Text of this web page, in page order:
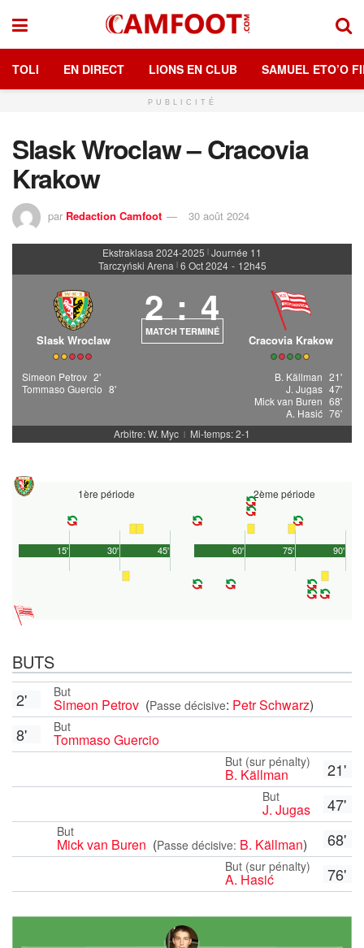
TOLI EN DIRECT LIONS EN CLUB SAMUEL ETO’O
PUBLICITÉ
Slask Wroclaw – Cracovia
Krakow
par Redaction Camfoot 30 août 2024
Ekstraklasa 2024-2025 | Journée 11
Tarczyński Arena | 6 Oct 2024 - 12h45
Slask Wroclaw
2 : 4
MATCH TERMINÉ
Cracovia Krakow
Simeon Petrov 2'
Tommaso Guercio 8'
B. Källman 21'
J. Jugas 47'
Mick van Buren 68'
A. Hasić 76'
Arbitre: W. Myc | Mi-temps: 2-1
1ère période
45'
15' 30'
2ème période
90'
60' 75'
BUTS
But
Simeon Petrov (Passe décisive: Petr Schwarz)
2'
But
Tommaso Guercio
8'
21'
But (sur pénalty)
B. Källman
47'
But
J. Jugas
68'
But
Mick van Buren (Passe décisive: B. Källman)
76'
But (sur pénalty)
A. Hasić